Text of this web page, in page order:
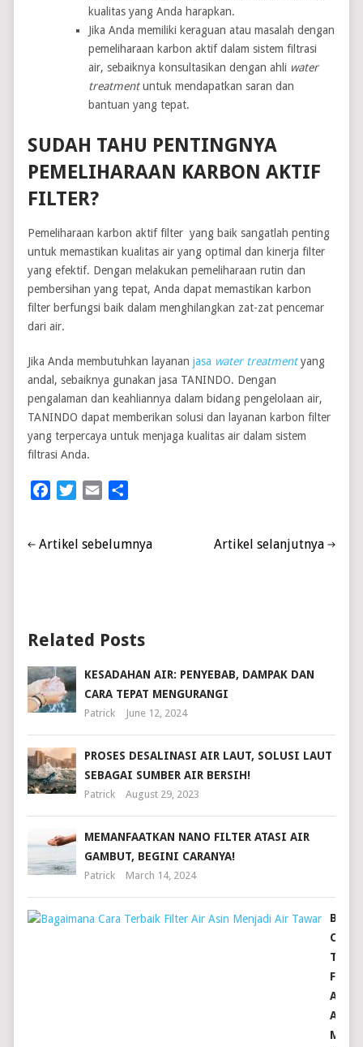
kualitas yang Anda harapkan.
Jika Anda memiliki keraguan atau masalah dengan
pemeliharaan karbon aktif dalam sistem filtrasi
air, sebaiknya konsultasikan dengan ahli water
treatmentuntuk mendapatkan saran dan
bantuan yang tepat.
SUDAH TAHU PENTINGNYA
PEMELIHARAAN KARBON AKTIF
FILTER?
Pemeliharaan karbon aktif filter yang baik sangatlah penting
untuk memastikan kualitas air yang optimal dan kinerja filter
yang efektif. Dengan melakukan pemeliharaan rutin dan
pembersihan yang tepat, Anda dapat memastikan karbon
filter berfungsi baik dalam menghilangkan zat-zat pencemar
dari air.
Jika Anda membutuhkan layananjasa water treatmentyang
andal, sebaiknya gunakan jasa TANINDO. Dengan
pengalaman dan keahliannya dalam bidang pengelolaan air,
TANINDO dapat memberikan solusi dan layanan karbon filter
yang terpercaya untuk menjaga kualitas air dalam sistem
filtrasi Anda.
FacebookTwitterEmail
Artikel sebelumnya Artikel selanjutnya
Related Posts
KESADAHAN AIR: PENYEBAB, DAMPAK DAN
CARA TEPAT MENGURANGI
Patrick June 12, 2024
PROSES DESALINASI AIR LAUT, SOLUSI LAUT
SEBAGAI SUMBER AIR BERSIH!
Patrick August 29, 2023
MEMANFAATKAN NANO FILTER ATASI AIR
GAMBUT, BEGINI CARANYA!
Patrick March 14, 2024
CARA
AIR
ASIN